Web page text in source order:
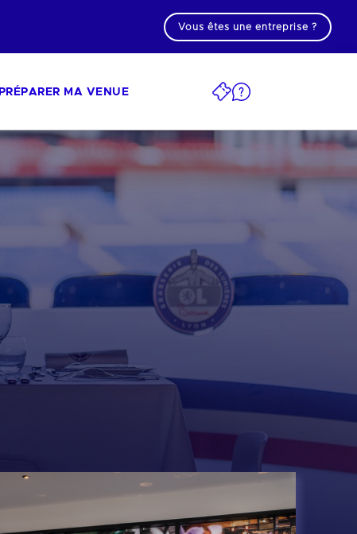
Vous êtes une entreprise ?
PRÉPARER MA VENUE